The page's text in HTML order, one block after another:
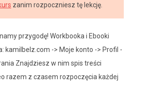
zanim rozpoczniesz tę lekcję.
przygodę! Workbooka i Ebooki
kamilbelz.com -> Moje konto -> Profil -
Znajdziesz w nim spis treści
razem z czasem rozpoczęcia każdej